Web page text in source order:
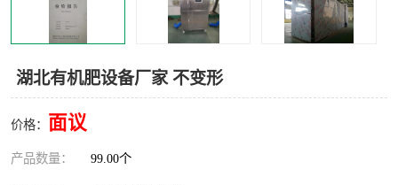
湖北有机肥设备厂家 不变形
价格： 面议
产品数量： 99.00个